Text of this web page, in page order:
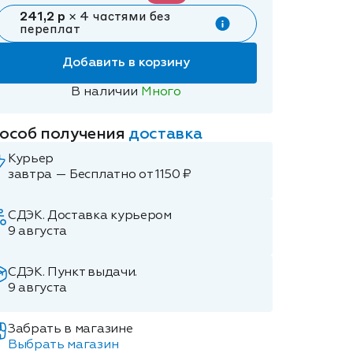
241,2 р × 4 частями без
переплат
Добавить в корзину
В наличии Много
получения доставка
Курьер
завтра — Бесплатно от 1150 ₽
СДЭК. Доставка курьером
9 августа
СДЭК. Пункт выдачи.
9 августа
Забрать в магазине
Выбрать магазин